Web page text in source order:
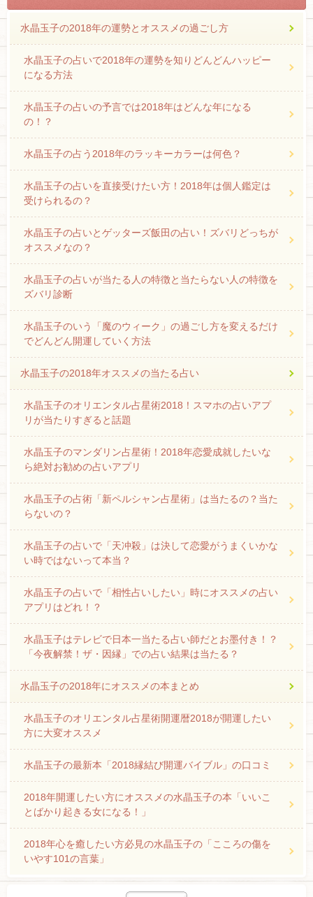
水晶玉子の2018年の運勢とオススメの過ごし方
水晶玉子の占いで2018年の運勢を知りどんどんハッピー
になる方法
水晶玉子の占いの予言では2018年はどんな年になる
の！？
水晶玉子の占う2018年のラッキーカラーは何色？
水晶玉子の占いを直接受けたい方！2018年は個人鑑定は
受けられるの？
水晶玉子の占いとゲッターズ飯田の占い！ズバリどっちが
オススメなの？
水晶玉子の占いが当たる人の特徴と当たらない人の特徴を
ズバリ診断
水晶玉子のいう「魔のウィーク」の過ごし方を変えるだけ
でどんどん開運していく方法
水晶玉子の2018年オススメの当たる占い
水晶玉子のオリエンタル占星術2018！スマホの占いアプ
リが当たりすぎると話題
水晶玉子のマンダリン占星術！2018年恋愛成就したいな
ら絶対お勧めの占いアプリ
水晶玉子の占術「新ペルシャン占星術」は当たるの？当た
らないの？
水晶玉子の占いで「天冲殺」は決して恋愛がうまくいかな
い時ではないって本当？
水晶玉子の占いで「相性占いしたい」時にオススメの占い
アプリはどれ！？
水晶玉子はテレビで日本一当たる占い師だとお墨付き！？
「今夜解禁！ザ・因縁」での占い結果は当たる？
水晶玉子の2018年にオススメの本まとめ
水晶玉子のオリエンタル占星術開運暦2018が開運したい
方に大変オススメ
水晶玉子の最新本「2018縁結び開運バイブル」の口コミ
2018年開運したい方にオススメの水晶玉子の本「いいこ
とばかり起きる女になる！」
2018年心を癒したい方必見の水晶玉子の「こころの傷を
いやす101の言葉」